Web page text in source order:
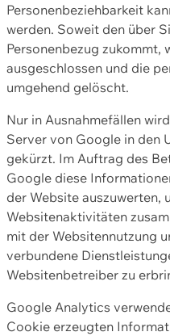
Personenbeziehbarkeit
werden. Soweit den über
Personenbezug zukommt,
ausgeschlossen und die
umgehend gelöscht.
Nur in Ausnahmefällen
Server von Google in den
gekürzt. Im Auftrag des
Google diese
der Website auszuwerten,
Websitenaktivitäten
mit der Websitennutzung
verbundene
Websitenbetreiber zu
Google Analytics
Cookie erzeugten